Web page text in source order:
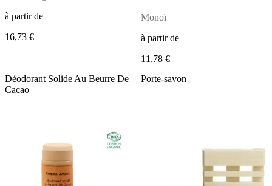
à partir de
16,73 €
Monoï
à partir de
11,78 €
Déodorant Solide Au Beurre De
Cacao
Porte-savon